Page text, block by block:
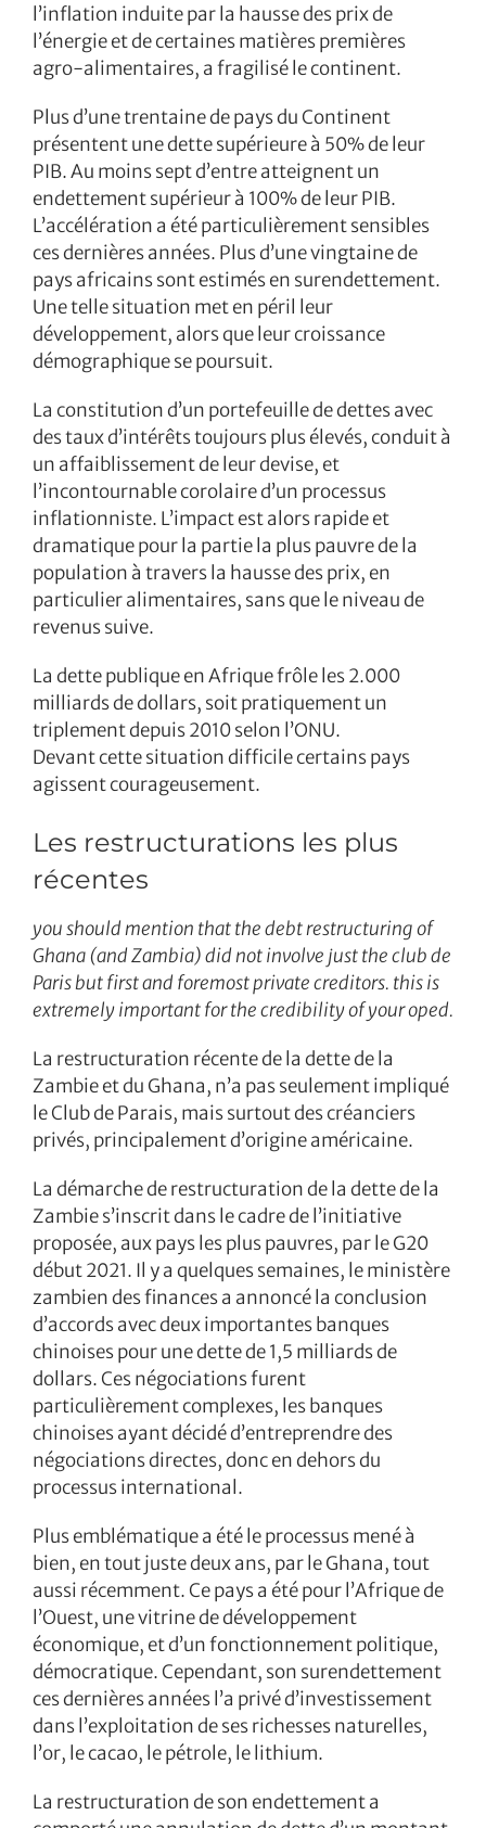
l’inflation induite par la hausse des prix de
l’énergie et de certaines matières premières
agro-alimentaires, a fragilisé le continent.
Plus d’une trentaine de pays du Continent
présentent une dette supérieure à 50% de leur
PIB. Au moins sept d’entre atteignent un
endettement supérieur à 100% de leur PIB.
L’accélération a été particulièrement sensibles
ces dernières années. Plus d’une vingtaine de
pays africains sont estimés en surendettement.
Une telle situation met en péril leur
développement, alors que leur croissance
démographique se poursuit.
La constitution d’un portefeuille de dettes avec
des taux d’intérêts toujours plus élevés, conduit à
un affaiblissement de leur devise, et
l’incontournable corolaire d’un processus
inflationniste. L’impact est alors rapide et
dramatique pour la partie la plus pauvre de la
population à travers la hausse des prix, en
particulier alimentaires, sans que le niveau de
revenus suive.
La dette publique en Afrique frôle les 2.000
milliards de dollars, soit pratiquement un
triplement depuis 2010 selon l’ONU.
Devant cette situation difficile certains pays
agissent courageusement.
Les restructurations les plus
récentes
you should mention that the debt restructuring of
Ghana (and Zambia) did not involve just the club de
Paris but first and foremost private creditors. this is
extremely important for the credibility of your oped.
La restructuration récente de la dette de la
Zambie et du Ghana, n’a pas seulement impliqué
le Club de Parais, mais surtout des créanciers
privés, principalement d’origine américaine.
La démarche de restructuration de la dette de la
Zambie s’inscrit dans le cadre de l’initiative
proposée, aux pays les plus pauvres, par le G20
début 2021. Il y a quelques semaines, le ministère
zambien des finances a annoncé la conclusion
d’accords avec deux importantes banques
chinoises pour une dette de 1,5 milliards de
dollars. Ces négociations furent
particulièrement complexes, les banques
chinoises ayant décidé d’entreprendre des
négociations directes, donc en dehors du
processus international.
Plus emblématique a été le processus mené à
bien, en tout juste deux ans, par le Ghana, tout
aussi récemment. Ce pays a été pour l’Afrique de
l’Ouest, une vitrine de développement
économique, et d’un fonctionnement politique,
démocratique. Cependant, son surendettement
ces dernières années l’a privé d’investissement
dans l’exploitation de ses richesses naturelles,
l’or, le cacao, le pétrole, le lithium.
La restructuration de son endettement a